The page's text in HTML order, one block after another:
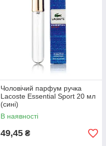
Чоловічий парфум ручка
Lacoste Essential Sport 20 мл
(сині)
В наявності
49,45 ₴